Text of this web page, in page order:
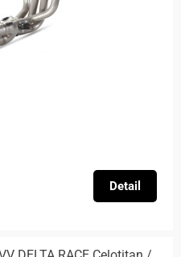
Detail